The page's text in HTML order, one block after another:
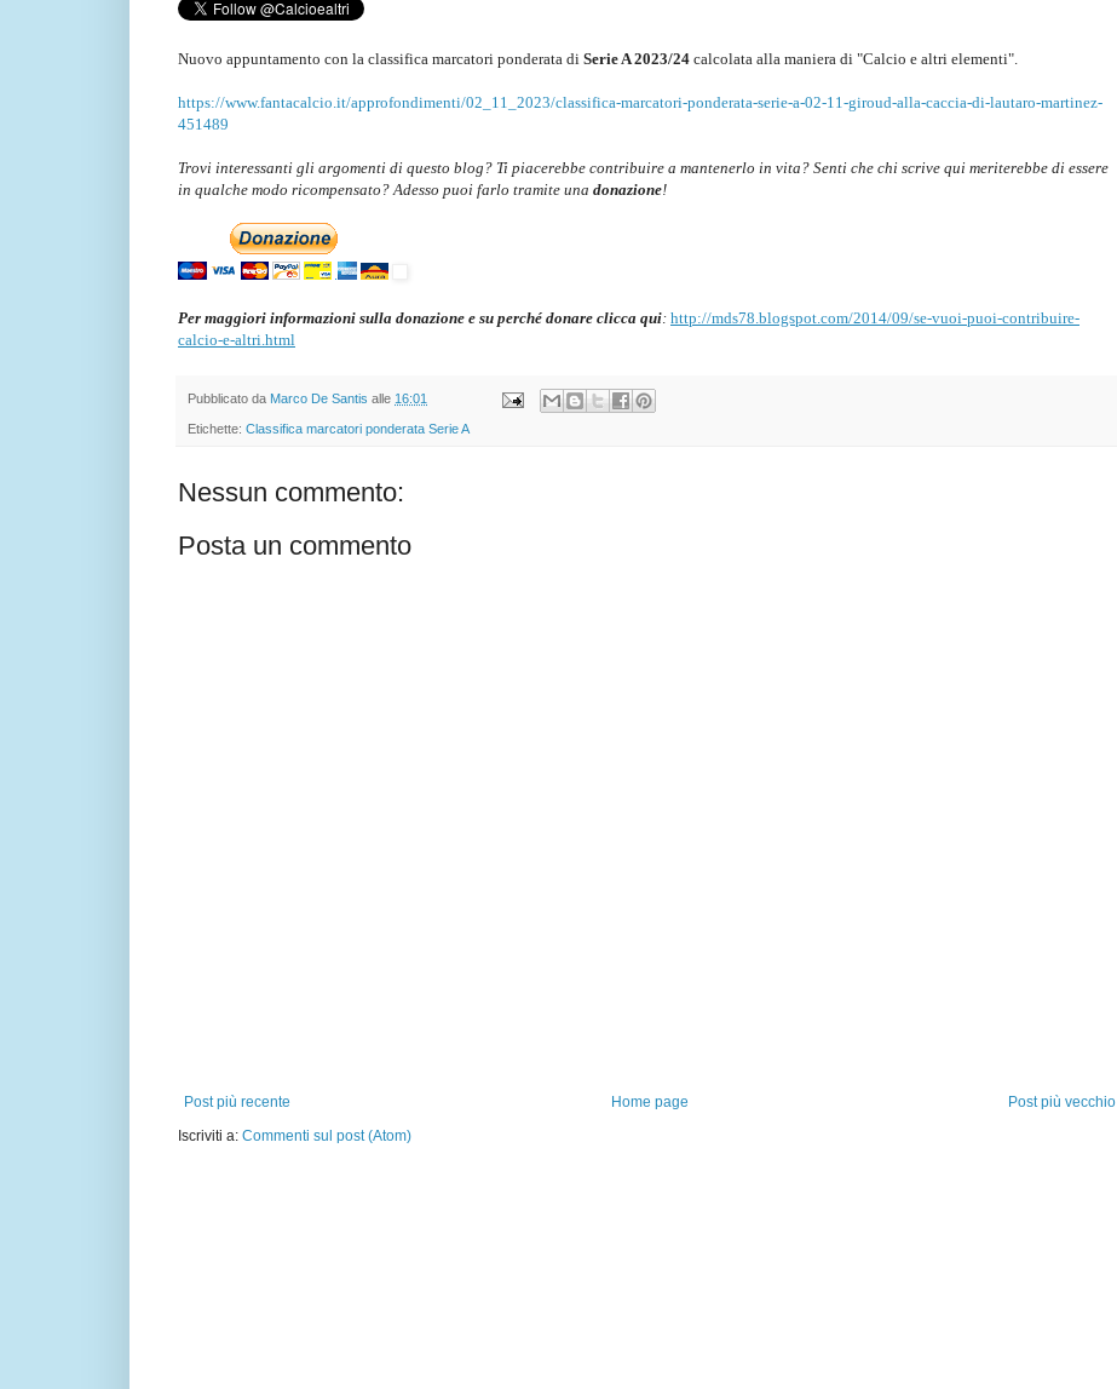
Nuovo appuntamento con la classifica marcatori ponderata di Serie A 2023/24 calcolata alla maniera di "Calcio e altri elementi".
https://www.fantacalcio.it/approfondimenti/02_11_2023/classifica-marcatori-ponderata-serie-a-02-11-giroud-alla-caccia-di-lautaro-martinez-
451489
Trovi interessanti gli argomenti di questo blog? Ti piacerebbe contribuire a mantenerlo in vita? Senti che chi scrive qui meriterebbe di essere
in qualche modo ricompensato? Adesso puoi farlo tramite una donazione!
Per maggiori informazioni sulla donazione e su perché donare clicca qui: http://mds78.blogspot.com/2014/09/se-vuoi-puoi-contribuire-
calcio-e-altri.html
Pubblicato da Marco De Santis alle 16:01
Etichette: Classifica marcatori ponderata Serie A
Nessun commento:
Posta un commento
Post più recente Post più vecchio
Home page
Iscriviti a: Commenti sul post (Atom)